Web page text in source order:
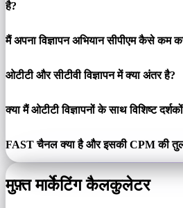
है?
मैं अपना विज्ञापन अभियान सीपीएम कैसे कम
ओटीटी और सीटीवी विज्ञापन में क्या अंतर है?
क्या मैं ओटीटी विज्ञापनों के साथ विशिष्ट
FAST चैनल क्या है और इसकी CPM की
मुफ़्त मार्केटिंग कैलकुलेटर